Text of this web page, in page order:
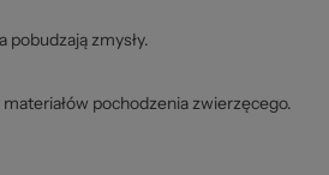
pobudzają zmysły.
pochodzenia zwierzęcego.